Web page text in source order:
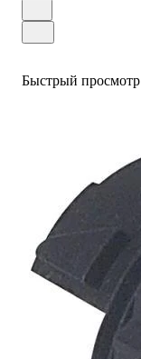
Быстрый просмотр